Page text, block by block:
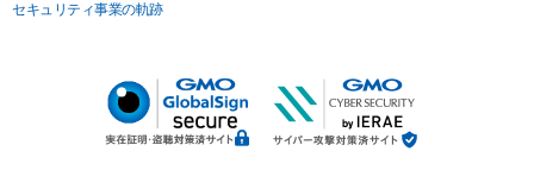
セキュリティ事業の軌跡